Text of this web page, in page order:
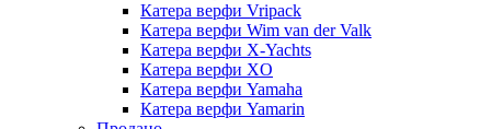
Катера верфи Vripack
Катера верфи Wim van der Valk
Катера верфи X-Yachts
Катера верфи XO
Катера верфи Yamaha
Катера верфи Yamarin